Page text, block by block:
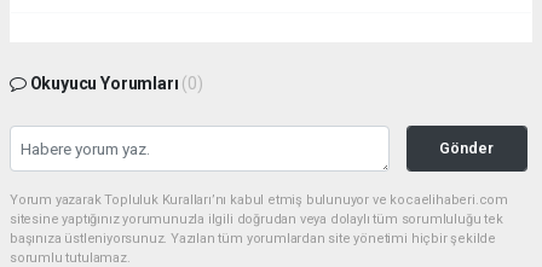
Okuyucu Yorumları (0)
Gönder
Yorum yazarak Topluluk Kuralları’nı kabul etmiş bulunuyor ve kocaelihaberi.com
sitesine yaptığınız yorumunuzla ilgili doğrudan veya dolaylı tüm sorumluluğu tek
başınıza üstleniyorsunuz. Yazılan tüm yorumlardan site yönetimi hiçbir şekilde
sorumlu tutulamaz.